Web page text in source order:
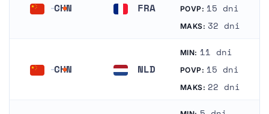
CHN FRA POVP: 15 dni
MAKS: 32 dni
CHN NLD
MIN: 11 dni
POVP: 15 dni
MAKS: 22 dni